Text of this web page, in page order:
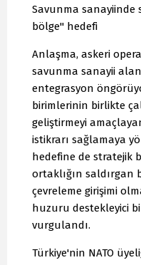
Savunma sanayiinde
bölge" hedefi
Anlaşma, askeri
savunma sanayii
entegrasyon
birimlerinin birlikte
geliştirmeyi
istikrarı sağlamaya
hedefine de stratejik
ortaklığın saldırgan
çevreleme girişimi
huzuru destekleyici
vurgulandı.
Türkiye'nin NATO